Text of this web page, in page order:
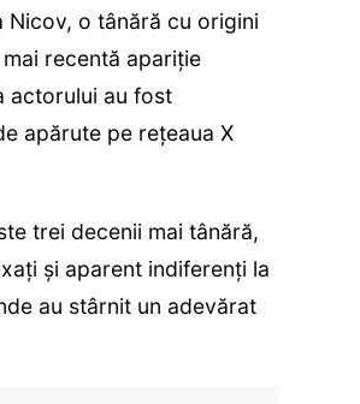
Nicov, o tânără cu origini
recentă apariție
actorului au fost
apărute pe rețeaua X
trei decenii mai tânără,
și aparent indiferenți la
au stârnit un adevărat